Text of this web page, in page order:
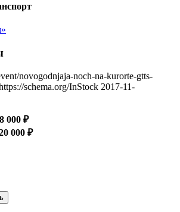
novogodnjaja-noch-na-kurorte-gtts-
schema.org/InStock 2017-11-
000 ₽
000 ₽